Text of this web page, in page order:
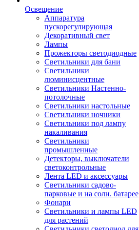
Освещение
Аппаратура
пускорегулирующая
Декоративный свет
Лампы
Прожекторы светодиодные
Светильники для бани
Светильники
люминисцентные
Светильники Настенно-
потолочные
Светильники настольные
Светильники ночники
Светильники под лампу
накаливания
Светильники
промышленные
Детекторы, выключатели
светоконтрольные
Лента LED и аксессуары
Светильники садово-
парковые и на солн. батарее
Фонари
Светильники и лампы LED
для растений